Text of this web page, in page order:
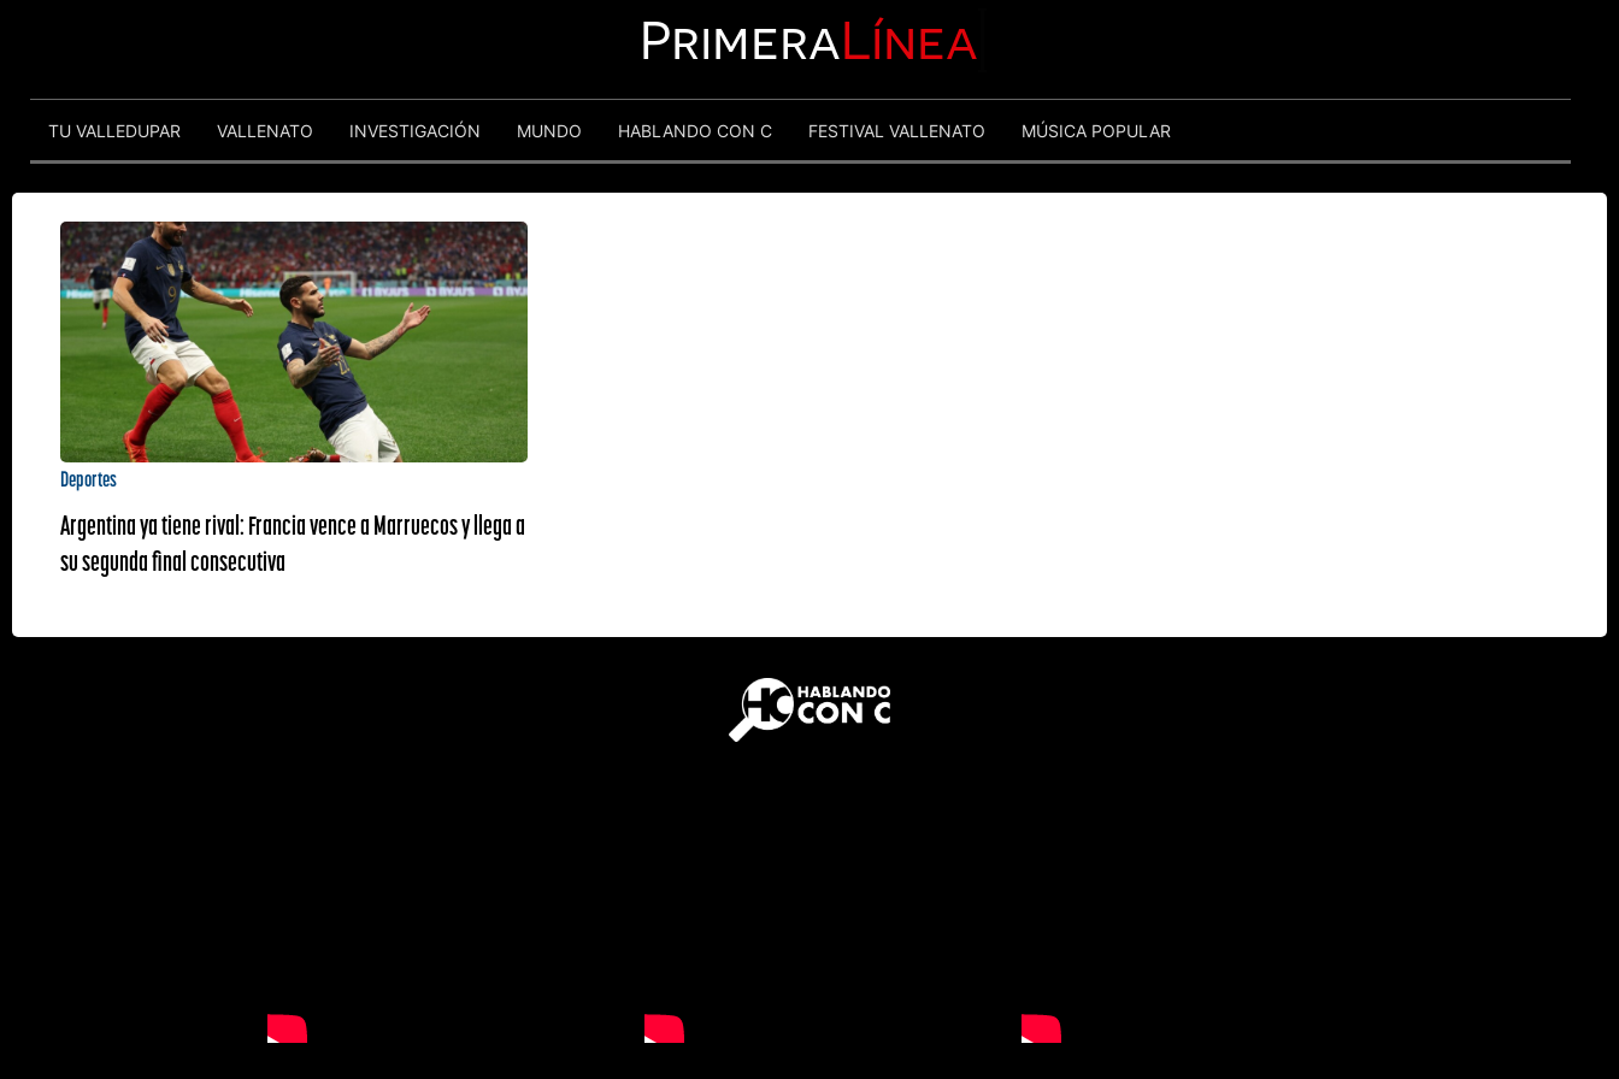
PrimeraLínea
TU VALLEDUPAR VALLENATO INVESTIGACIÓN MUNDO HABLANDO CON C FESTIVAL VALLENATO MÚSICA POPULAR
Deportes
Argentina ya tiene rival: Francia vence a Marruecos y llega a
su segunda final consecutiva